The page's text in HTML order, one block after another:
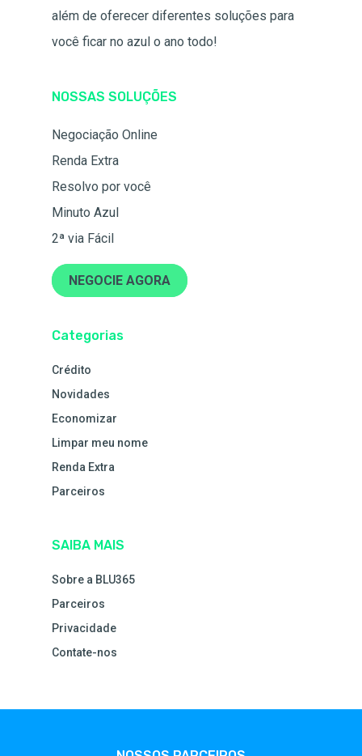
além de oferecer diferentes soluções para
você ficar no azul o ano todo!
NOSSAS SOLUÇÕES
Negociação Online
Renda Extra
Resolvo por você
Minuto Azul
2ª via Fácil
NEGOCIE AGORA
Categorias
Crédito
Novidades
Economizar
Limpar meu nome
Renda Extra
Parceiros
SAIBA MAIS
Sobre a BLU365
Parceiros
Privacidade
Contate-nos